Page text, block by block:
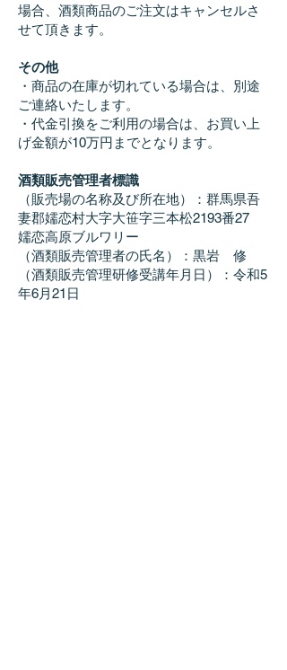
場合、酒類商品のご注文はキャンセルさ
せて頂きます。
その他
・商品の在庫が切れている場合は、別途
ご連絡いたします。
・代金引換をご利用の場合は、お買い上
げ金額が10万円までとなります。
酒類販売管理者標識
（販売場の名称及び所在地）：群馬県吾
妻郡嬬恋村大字大笹字三本松2193番27
嬬恋高原ブルワリー
（酒類販売管理者の氏名）：黒岩 修
（酒類販売管理研修受講年月日）：令和5
年6月21日